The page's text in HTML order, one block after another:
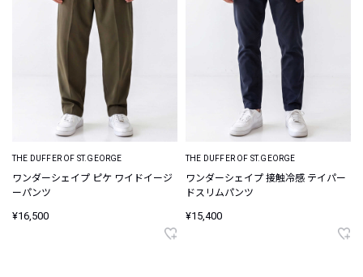
THE DUFFER OF ST.GEORGE
ワンダーシェイプ ピケ ワイドイージ
ーパンツ
¥16,500
THE DUFFER OF ST.GEORGE
ワンダーシェイプ 接触冷感 テイパー
ドスリムパンツ
¥15,400